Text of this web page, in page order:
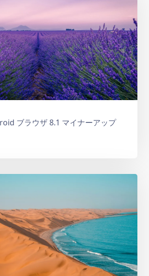
ブラウザ 8.1 マイナーアップ